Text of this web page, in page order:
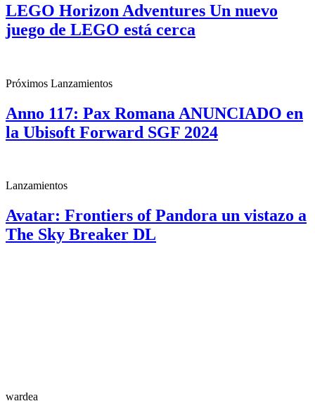
LEGO Horizon Adventures Un nuevo
juego de LEGO está cerca
Próximos Lanzamientos
Anno 117: Pax Romana ANUNCIADO en
la Ubisoft Forward SGF 2024
Lanzamientos
Avatar: Frontiers of Pandora un vistazo a
The Sky Breaker DL
wardea